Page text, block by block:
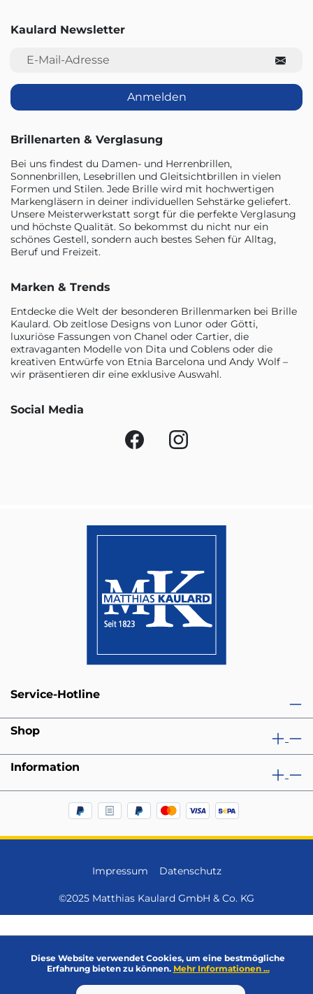
Kaulard Newsletter
E-Mail-Adresse
Anmelden
Brillenarten & Verglasung
Bei uns findest du Damen- und Herrenbrillen,
Sonnenbrillen, Lesebrillen und Gleitsichtbrillen in vielen
Formen und Stilen. Jede Brille wird mit hochwertigen
Markengläsern in deiner individuellen Sehstärke geliefert.
Unsere Meisterwerkstatt sorgt für die perfekte Verglasung
und höchste Qualität. So bekommst du nicht nur ein
schönes Gestell, sondern auch bestes Sehen für Alltag,
Beruf und Freizeit.
Marken & Trends
Entdecke die Welt der besonderen Brillenmarken bei Brille
Kaulard. Ob zeitlose Designs von Lunor oder Götti,
luxuriöse Fassungen von Chanel oder Cartier, die
extravaganten Modelle von Dita und Coblens oder die
kreativen Entwürfe von Etnia Barcelona und Andy Wolf –
wir präsentieren dir eine exklusive Auswahl.
Social Media
Service-Hotline
Shop
Information
Impressum Datenschutz
©2025 Matthias Kaulard GmbH & Co. KG
Diese Website verwendet Cookies, um eine bestmögliche
Erfahrung bieten zu können. Mehr Informationen ...